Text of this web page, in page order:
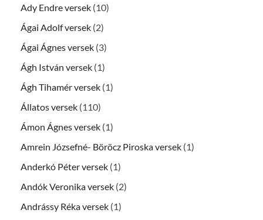
Ady Endre versek (10)
Ágai Adolf versek (2)
Ágai Ágnes versek (3)
Ágh István versek (1)
Ágh Tihamér versek (1)
Állatos versek (110)
Ámon Ágnes versek (1)
Amrein Józsefné- Böröcz Piroska versek (1)
Anderkó Péter versek (1)
Andók Veronika versek (2)
Andrássy Réka versek (1)